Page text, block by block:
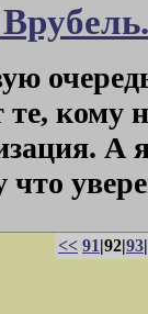
те, кому
А
что
<< 91|92|93|